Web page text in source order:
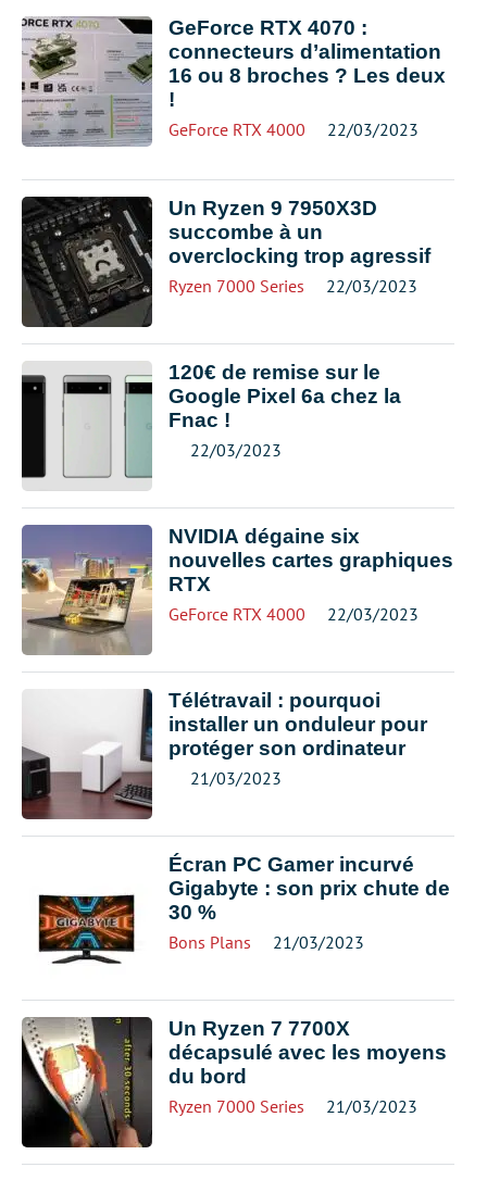
GeForce RTX 4070 :
connecteurs d’alimentation
16 ou 8 broches ? Les deux
!
GeForce RTX 4000 22/03/2023
Un Ryzen 9 7950X3D
succombe à un
overclocking trop agressif
Ryzen 7000 Series 22/03/2023
120€ de remise sur le
Google Pixel 6a chez la
Fnac !
22/03/2023
NVIDIA dégaine six
nouvelles cartes graphiques
RTX
GeForce RTX 4000 22/03/2023
Télétravail : pourquoi
installer un onduleur pour
protéger son ordinateur
21/03/2023
Écran PC Gamer incurvé
Gigabyte : son prix chute de
30 %
Bons Plans 21/03/2023
Un Ryzen 7 7700X
décapsulé avec les moyens
du bord
Ryzen 7000 Series 21/03/2023